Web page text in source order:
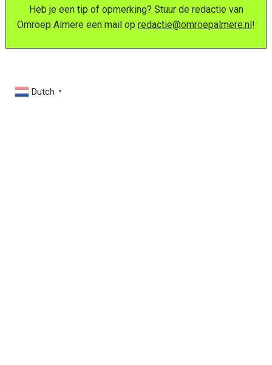
Heb je een tip of opmerking? Stuur de redactie van
Omroep Almere een mail op redactie@omroepalmere.nl!
Dutch ▼